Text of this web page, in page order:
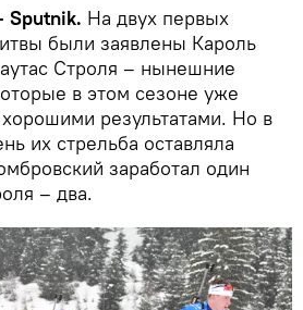
На двух первых
были заявлены Кароль
Строля – нынешние
в этом сезоне уже
результатами. Но в
их стрельба оставляла
заработал один
– два.